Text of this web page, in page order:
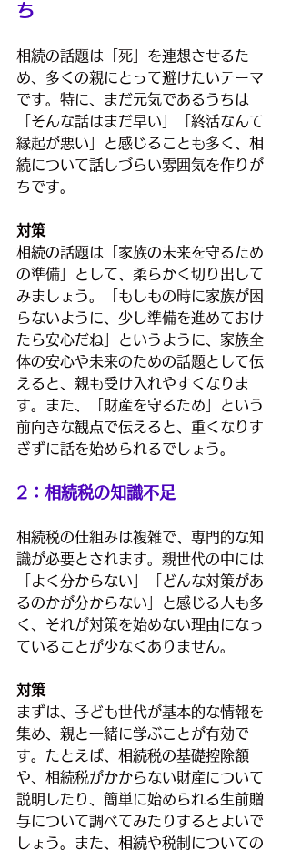
ち
相続の話題は「死」を連想させるた
め、多くの親にとって避けたいテーマ
です。特に、まだ元気であるうちは
「そんな話はまだ早い」「終活なんて
縁起が悪い」と感じることも多く、相
続について話しづらい雰囲気を作りが
ちです。
対策
相続の話題は「家族の未来を守るため
の準備」として、柔らかく切り出して
みましょう。「もしもの時に家族が困
らないように、少し準備を進めておけ
たら安心だね」というように、家族全
体の安心や未来のための話題として伝
えると、親も受け入れやすくなりま
す。また、「財産を守るため」という
前向きな観点で伝えると、重くなりす
ぎずに話を始められるでしょう。
2：相続税の知識不足
相続税の仕組みは複雑で、専門的な知
識が必要とされます。親世代の中には
「よく分からない」「どんな対策があ
るのかが分からない」と感じる人も多
く、それが対策を始めない理由になっ
ていることが少なくありません。
対策
まずは、子ども世代が基本的な情報を
集め、親と一緒に学ぶことが有効で
す。たとえば、相続税の基礎控除額
や、相続税がかからない財産について
説明したり、簡単に始められる生前贈
与について調べてみたりするとよいで
しょう。また、相続や税制についての